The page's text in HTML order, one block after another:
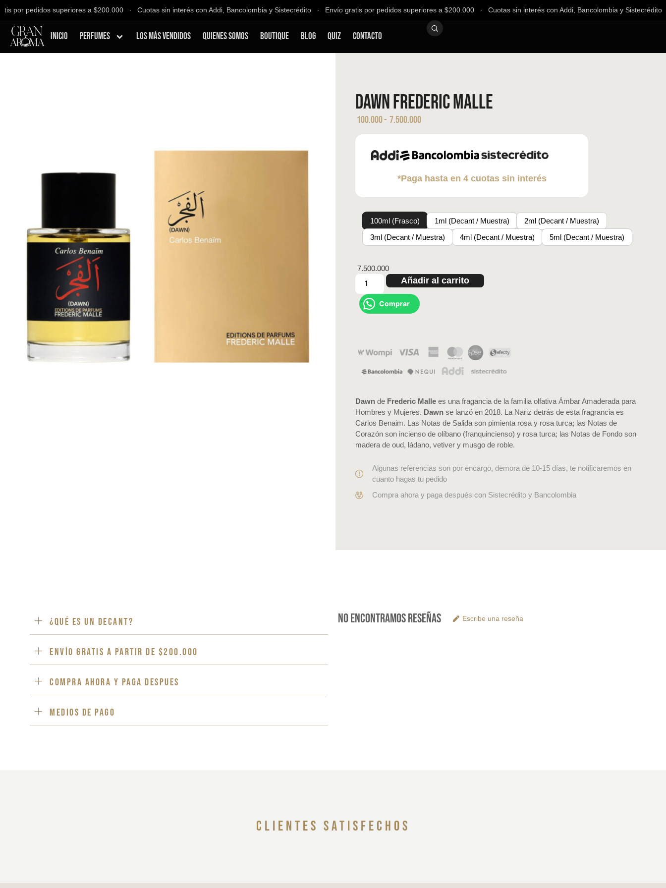
pedidos superiores a $200.000 ∙ Cuotas sin interés con Addi, Bancolombia y Sistecrédito ∙ Envío gratis por pedidos superiores a $200.000 ∙ Cuotas sin interés con Addi, Bancolombia y
Inicio Perfumes Los Más Vendidos Quienes Somos Boutique Blog QUIZ Contacto
Dawn Frederic Malle
100.000- 7.500.000
*Paga hasta en 4 cuotas sin interés
100ml (Frasco) 1ml (Decant / Muestra)
2ml (Decant / Muestra)
3ml (Decant / Muestra)
4ml (Decant / Muestra) 5ml (Decant / Muestra)
7.500.000
Añadir al carrito
Comprar
Dawn de Frederic Malle es una fragancia de la familia olfativa Ámbar Amaderada para
Hombres y Mujeres. Dawn se lanzó en 2018. La Nariz detrás de esta fragrancia es
Carlos Benaim. Las Notas de Salida son pimienta rosa y rosa turca; las Notas de
Corazón son incienso de olíbano (franquincienso) y rosa turca; las Notas de Fondo son
madera de oud, ládano, vetiver y musgo de roble.
Algunas referencias son por encargo, demora de 10-15 días, te notificaremos en
cuanto hagas tu pedido
Compra ahora y paga después con Sistecrédito y Bancolombia
¿Qué es un decant?
ENVÍO GRATIS a partir de $200.000
Compra ahora y paga despues
Medios de pago
No encontramos reseñas Escribe una reseña
clientes satisfechos